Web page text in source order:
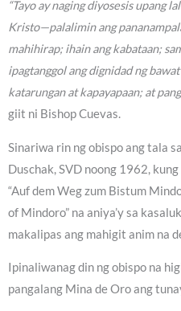
“Tayo ay naging diyosesis upang
Kristo—palalimin ang
mahihirap; ihain ang kabataan;
ipagtanggol ang dignidad ng
katarungan at kapayapaan; at
giit ni Bishop Cuevas.
Sinariwa rin ng obispo ang tala
Duschak, SVD noong 1962,
“Auf dem Weg zum Bistum
of Mindoro” na aniya’y sa
makalipas ang mahigit anim na
Ipinaliwanag din ng obispo na
pangalang Mina de Oro ang